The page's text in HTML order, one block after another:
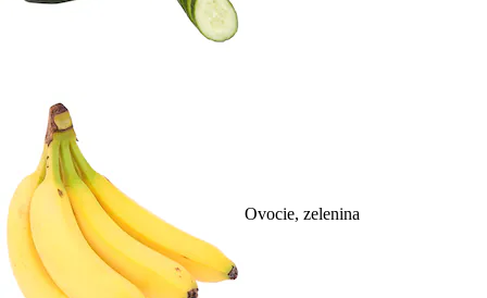
Ovocie, zelenina